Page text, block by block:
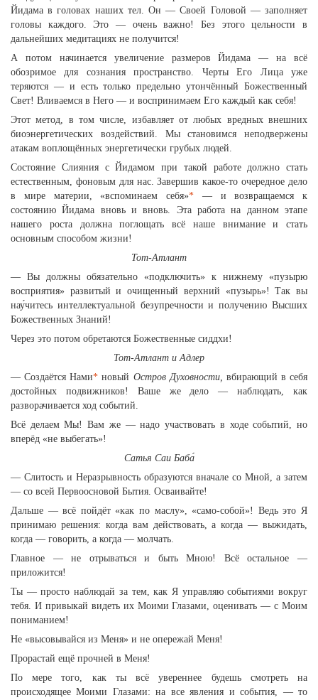
Йидама в головах наших тел. Он — Своей Головой — заполняет
головы каждого. Это — очень важно! Без этого цельности в
дальнейших медитациях не получится!
А потом начинается увеличение размеров Йидама — на всё
обозримое для сознания пространство. Черты Его Лица уже
теряются — и есть только предельно утончённый Божественный
Свет! Вливаемся в Него — и воспринимаем Его каждый как себя!
Этот метод, в том числе, избавляет от любых вредных внешних
биоэнергетических воздействий. Мы становимся неподвержены
атакам воплощённых энергетически грубых людей.
Состояние Слияния с Йидамом при такой работе должно стать
естественным, фоновым для нас. Завершив какое-то очередное дело
в мире материи, «вспоминаем себя»* — и возвращаемся к
состоянию Йидама вновь и вновь. Эта работа на данном этапе
нашего роста должна поглощать всё наше внимание и стать
основным способом жизни!
Тот-Атлант
— Вы должны обязательно «подключить» к нижнему «пузырю
восприятия» развитый и очищенный верхний «пузырь»! Так вы
нау́читесь интеллектуальной безупречности и получению Высших
Божественных Знаний!
Через это потом обретаются Божественные сиддхи!
Тот-Атлант и Адлер
— Создаётся Нами* новый Остров Духовности, вбирающий в себя
достойных подвижников! Ваше же дело — наблюдать, как
разворачивается ход событий.
Всё делаем Мы! Вам же — надо участвовать в ходе событий, но
вперёд «не выбегать»!
Сатья Саи Баба́
— Слитость и Неразрывность образуются вначале со Мной, а затем
— со всей Первоосновой Бытия. Осваивайте!
Дальше — всё пойдёт «как по маслу», «само-собой»! Ведь это Я
принимаю решения: когда вам действовать, а когда — выжидать,
когда — говорить, а когда — молчать.
Главное — не отрываться и быть Мною! Всё остальное —
приложится!
Ты — просто наблюдай за тем, как Я управляю событиями вокруг
тебя. И привыкай видеть их Моими Глазами, оценивать — с Моим
пониманием!
Не «высовывайся из Меня» и не опережай Меня!
Прорастай ещё прочней в Меня!
По мере того, как ты всё увереннее будешь смотреть на
происходящее Моими Глазами: на все явления и события, — то